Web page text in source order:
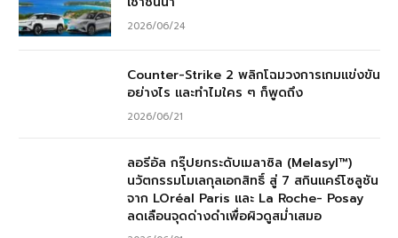
2026/06/24
Counter-Strike 2 พลิกโฉมวงการเกมแข่งขัน
อย่างไร และทำไมใคร ๆ ก็พูดถึง
2026/06/21
ลอรีอัล กรุ๊ปยกระดับเมลาซิล (Melasyl™)
นวัตกรรมโมเลกุลเอกสิทธิ์ สู่ 7 สกินแคร์โซลูชัน
จาก LOréal Paris และ La Roche- Posay
ลดเลือนจุดด่างดำเพื่อผิวดูสม่ำเสมอ